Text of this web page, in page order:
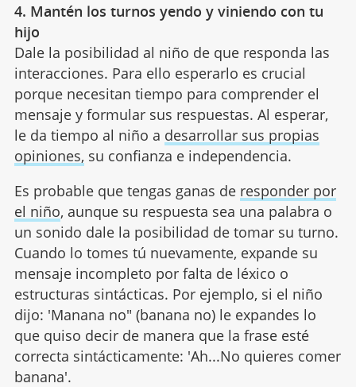
4. Mantén los turnos yendo y viniendo con tu
hijo
Dale la posibilidad al niño de que responda las
interacciones. Para ello esperarlo es crucial
porque necesitan tiempo para comprender el
mensaje y formular sus respuestas. Al esperar,
le da tiempo al niño a desarrollar sus propias
opiniones, su confianza e independencia.
Es probable que tengas ganas de responder por
el niño, aunque su respuesta sea una palabra o
un sonido dale la posibilidad de tomar su turno.
Cuando lo tomes tú nuevamente, expande su
mensaje incompleto por falta de léxico o
estructuras sintácticas. Por ejemplo, si el niño
dijo: 'Manana no" (banana no) le expandes lo
que quiso decir de manera que la frase esté
correcta sintácticamente: 'Ah...No quieres comer
banana'.